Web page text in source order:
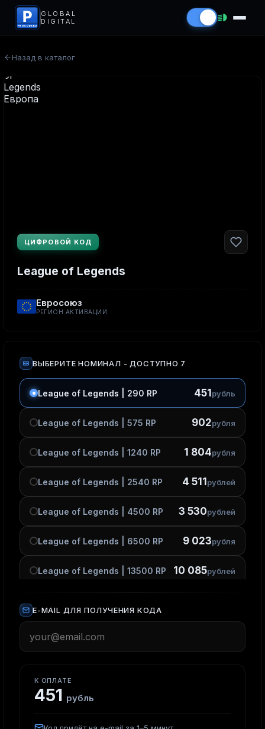
P
PROCODS.RU
GLOBAL
DIGITAL
Назад в каталог
ЦИФРОВОЙ КОД
League of Legends
Евросоюз
РЕГИОН АКТИВАЦИИ
ВЫБЕРИТЕ НОМИНАЛ - ДОСТУПНО 7
League of Legends | 290 RP 451 рубль
League of Legends | 575 RP 902рубля
League of Legends | 1240 RP 1 804рубля
League of Legends | 2540 RP 4 511 рублей
League of Legends | 4500 RP 3 530рублей
League of Legends | 6500 RP 9 023рубля
League of Legends | 13500 RP 10 085рублей
E-MAIL ДЛЯ ПОЛУЧЕНИЯ КОДА
К ОПЛАТЕ
451 рубль